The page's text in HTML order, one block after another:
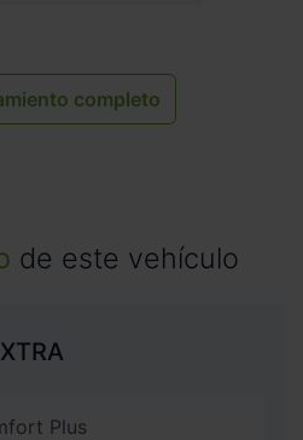
completo
de este vehículo
Plus